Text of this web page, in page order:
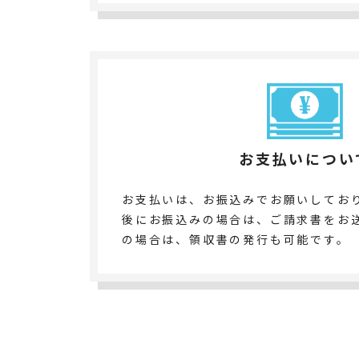
お支払いについ
お支払いは、お振込みでお願いしてお
後にお振込みの場合は、ご請求書をお
の場合は、領収書の発行も可能です。